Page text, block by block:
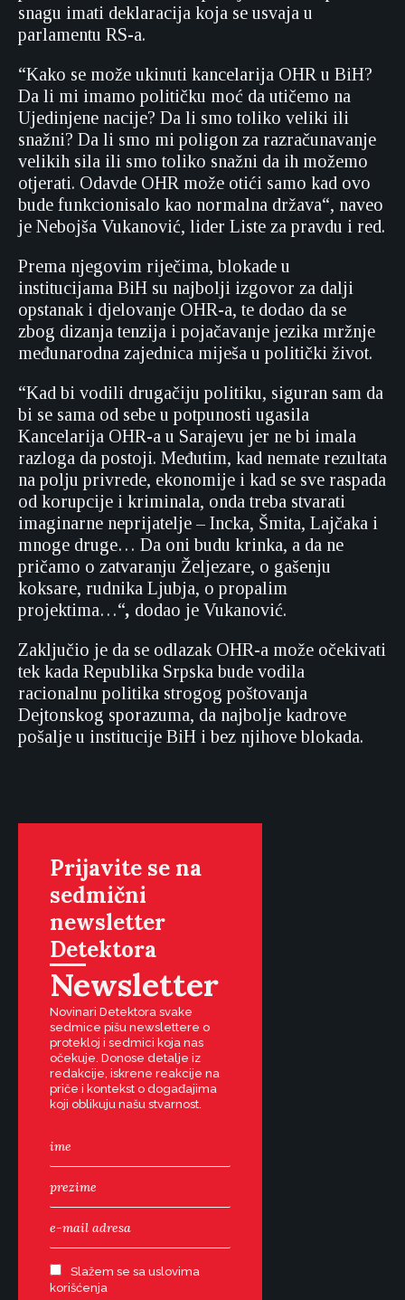
snagu imati deklaracija koja se usvaja u
parlamentu RS-a.
“Kako se može ukinuti kancelarija OHR u BiH?
Da li mi imamo političku moć da utičemo na
Ujedinjene nacije? Da li smo toliko veliki ili
snažni? Da li smo mi poligon za razračunavanje
velikih sila ili smo toliko snažni da ih možemo
otjerati. Odavde OHR može otići samo kad ovo
bude funkcionisalo kao normalna država“, naveo
je Nebojša Vukanović, lider Liste za pravdu i red.
Prema njegovim riječima, blokade u
institucijama BiH su najbolji izgovor za dalji
opstanak i djelovanje OHR-a, te dodao da se
zbog dizanja tenzija i pojačavanje jezika mržnje
međunarodna zajednica miješa u politički život.
“Kad bi vodili drugačiju politiku, siguran sam da
bi se sama od sebe u potpunosti ugasila
Kancelarija OHR-a u Sarajevu jer ne bi imala
razloga da postoji. Međutim, kad nemate rezultata
na polju privrede, ekonomije i kad se sve raspada
od korupcije i kriminala, onda treba stvarati
imaginarne neprijatelje – Incka, Šmita, Lajčaka i
mnoge druge… Da oni budu krinka, a da ne
pričamo o zatvaranju Željezare, o gašenju
koksare, rudnika Ljubja, o propalim
projektima…“, dodao je Vukanović.
Zaključio je da se odlazak OHR-a može očekivati
tek kada Republika Srpska bude vodila
racionalnu politika strogog poštovanja
Dejtonskog sporazuma, da najbolje kadrove
pošalje u institucije BiH i bez njihove blokada.
Prijavite se na
sedmični
newsletter
Detektora
Newsletter
Novinari Detektora svake
sedmice pišu newslettere o
protekloj i sedmici koja nas
očekuje. Donose detalje iz
redakcije, iskrene reakcije na
priče i kontekst o događajima
koji oblikuju našu stvarnost.
Slažem se sa uslovima
korišćenja